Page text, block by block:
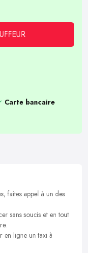
Carte bancaire
faites appel à un des
sans soucis et en tout
en ligne un taxi à